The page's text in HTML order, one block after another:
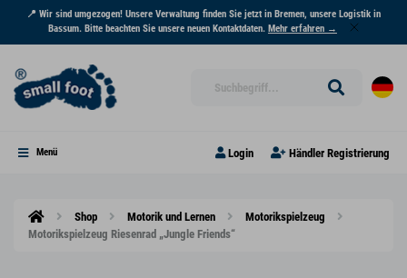
📍 Wir sind umgezogen! Unsere Verwaltung finden Sie jetzt in Bremen, unsere Logistik in
Bassum. Bitte beachten Sie unsere neuen Kontaktdaten. Mehr erfahren →
Menü Login Händler Registrierung
Shop Motorik und Lernen
Motorikspielzeug
Motorikspielzeug Riesenrad „Jungle Friends“